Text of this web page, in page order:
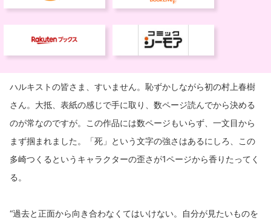
ハルキストの皆さま、すいません。恥ずかしながら初の村上春樹
さん。大抵、表紙の感じで手に取り、数ページ読んでから決める
のが常なのですが。この作品には数ページもいらず、一文目から
まず掴まれました。「死」という文字の強さはあるにしろ、この
多崎つくるというキャラクターの歪さが1ページから香りたってく
る。
“過去と正面から向き合わなくてはいけない。自分が見たいものを